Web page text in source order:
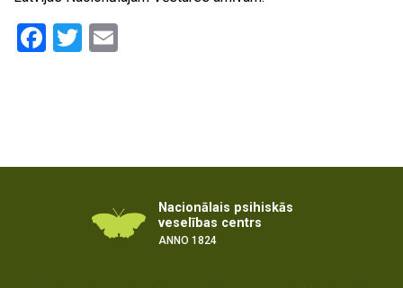
Facebook
Twitter
Nacionālais psihiskās
veselības centrs
ANNO 1824